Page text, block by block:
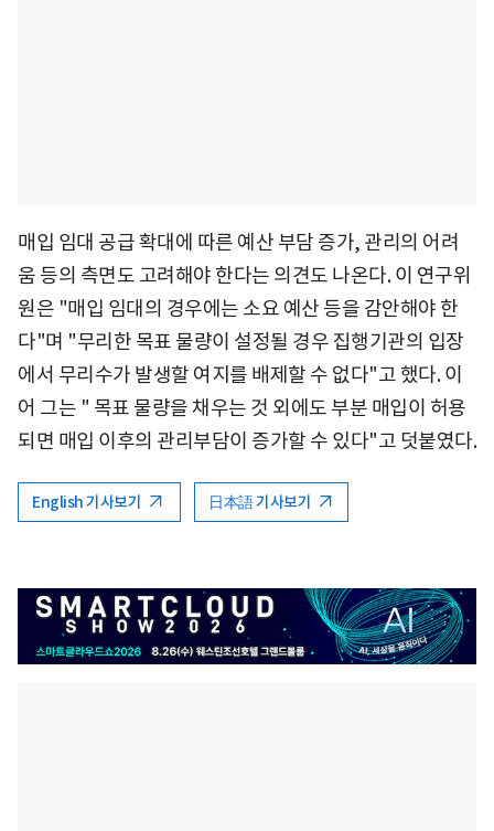
매입 임대 공급 확대에 따른 예산 부담 증가, 관리의 어려
움 등의 측면도 고려해야 한다는 의견도 나온다. 이 연구위
원은 "매입 임대의 경우에는 소요 예산 등을 감안해야 한
다"며 "무리한 목표 물량이 설정될 경우 집행기관의 입장
에서 무리수가 발생할 여지를 배제할 수 없​다"고 했다. 이
어 그는 " 목표 물량을 채우는 것 외에도 부분 매입이 허용
되면 매입 이후의 관리부담이 증가할 수 있다"고 덧붙였다.
English 기사보기 日本語 기사보기